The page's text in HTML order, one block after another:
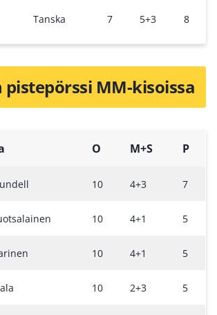
Tanska 7 5+3 8
pistepörssi MM-kisoissa
O M+S P
10 4+3 7
10 4+1 5
10 4+1 5
10 2+3 5